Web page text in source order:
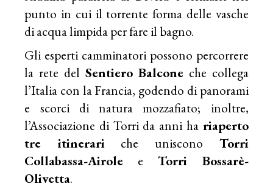
punto in cui il torrente forma delle vasche
di acqua limpida per fare il bagno.
Gli esperti camminatori possono percorrere
la rete del Sentiero Balcone che collega
l’Italia con la Francia, godendo di panorami
e scorci di natura mozzafiato; inoltre,
l’Associazione di Torri da anni ha riaperto
tre itinerariche uniscono Torri
Collabassa-Airole e Torri Bossarè-
Olivetta.